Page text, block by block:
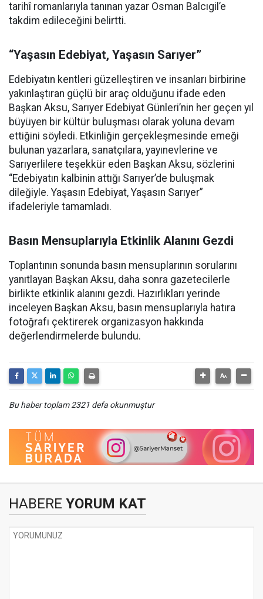
tarihî romanlarıyla tanınan yazar Osman Balcıgil’e
takdim edileceğini belirtti.
“Yaşasın Edebiyat, Yaşasın Sarıyer”
Edebiyatın kentleri güzelleştiren ve insanları birbirine
yakınlaştıran güçlü bir araç olduğunu ifade eden
Başkan Aksu, Sarıyer Edebiyat Günleri’nin her geçen yıl
büyüyen bir kültür buluşması olarak yoluna devam
ettiğini söyledi. Etkinliğin gerçekleşmesinde emeği
bulunan yazarlara, sanatçılara, yayınevlerine ve
Sarıyerlilere teşekkür eden Başkan Aksu, sözlerini
“Edebiyatın kalbinin attığı Sarıyer’de buluşmak
dileğiyle. Yaşasın Edebiyat, Yaşasın Sarıyer”
ifadeleriyle tamamladı.
Basın Mensuplarıyla Etkinlik Alanını Gezdi
Toplantının sonunda basın mensuplarının sorularını
yanıtlayan Başkan Aksu, daha sonra gazetecilerle
birlikte etkinlik alanını gezdi. Hazırlıkları yerinde
inceleyen Başkan Aksu, basın mensuplarıyla hatıra
fotoğrafı çektirerek organizasyon hakkında
değerlendirmelerde bulundu.
Bu haber toplam 2321 defa okunmuştur
HABERE YORUM KAT